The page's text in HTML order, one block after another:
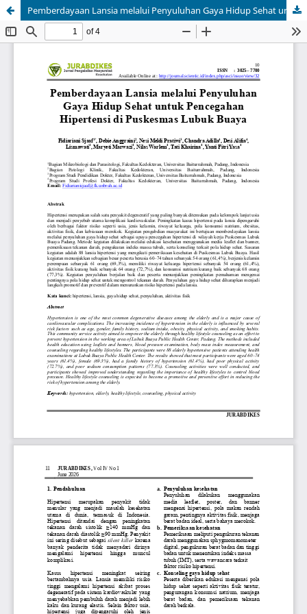
Pemberdayaan Lansia melalui Penyuluhan Gaya Hidup Sehat untuk Pencegahan Hipertensi di Puskesmas Lubuk Buaya